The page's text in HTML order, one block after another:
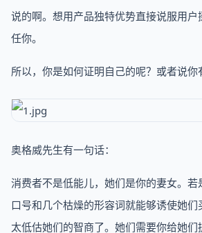
说的啊。想用产品独特优势直接说服用
任你。
所以，你是如何证明自己的呢？或者说你
奥格威先生有一句话：
消费者不是低能儿，她们是你的妻女。若
口号和几个枯燥的形容词就能够诱使她
太低估她们的智商了。她们需要你给她们